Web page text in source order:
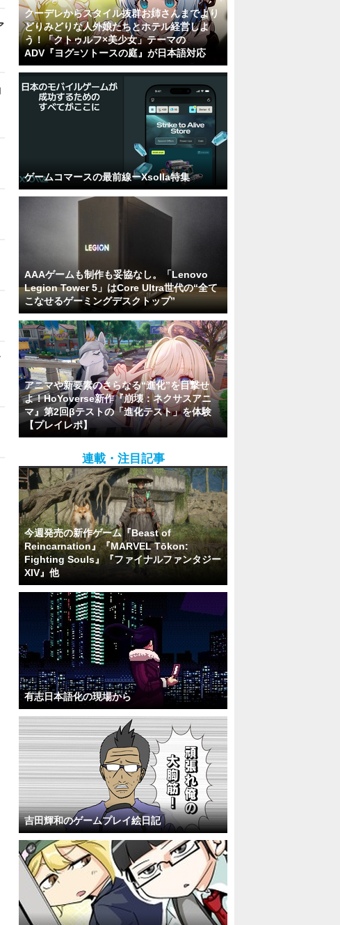
クーデレからスタイル抜群お姉さんまでより
どりみどりな人外娘たちとホテル経営しよ
う！「クトゥルフ×美少女」テーマの
ADV『ヨグ=ソトースの庭』が日本語対応
ゲームコマースの最前線ーXsolla特集
AAAゲームも制作も妥協なし。「Lenovo
Legion Tower 5」はCore Ultra世代の“全て
こなせるゲーミングデスクトップ”
アニマや新要素のさらなる“進化”を目撃せ
よ！HoYoverse新作『崩壊：ネクサスアニ
マ』第2回βテストの「進化テスト」を体験
【プレイレポ】
連載・注目記事
今週発売の新作ゲーム『Beast of
Reincarnation』『MARVEL Tōkon:
Fighting Souls』『ファイナルファンタジー
XIV』他
有志日本語化の現場から
吉田輝和のゲームプレイ絵日記